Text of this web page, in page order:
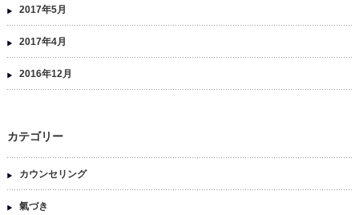
2017年5月
2017年4月
2016年12月
カテゴリー
カウンセリング
氣づき